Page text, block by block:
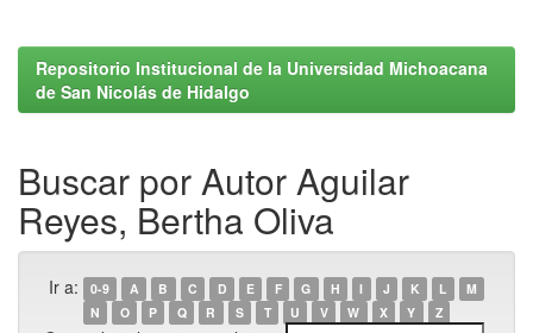
Repositorio Institucional de la Universidad Michoacana
de San Nicolás de Hidalgo
Buscar por Autor Aguilar
Reyes, Bertha Oliva
Ir a: 0-9 A B C D E F G H I J K L
M
N
O P Q R S T U V W X Y Z